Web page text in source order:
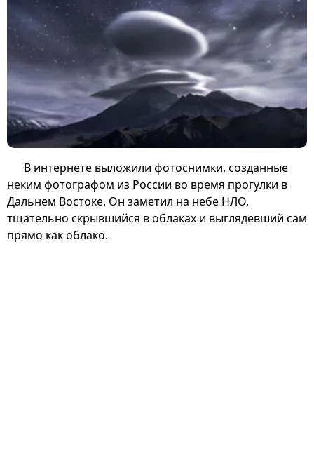
В интернете выложили фотоснимки, созданные
неким фотографом из России во время прогулки в
Дальнем Востоке. Он заметил на небе НЛО,
тщательно скрывшийся в облаках и выглядевший сам
прямо как облако.